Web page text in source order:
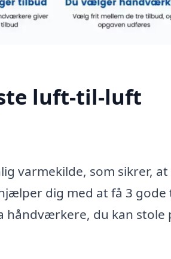
luft-til-luft
varmekilde, som sikrer, at
dig med at få 3 gode
du kan stole